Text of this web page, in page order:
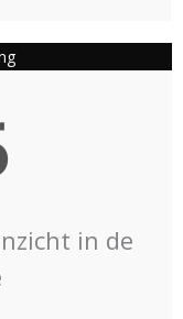
in de